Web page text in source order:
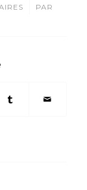
PAR